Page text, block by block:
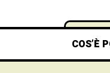
COS’È